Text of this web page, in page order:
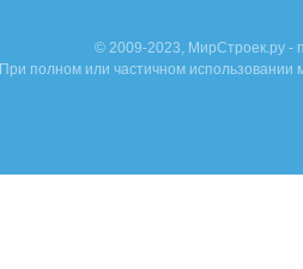
© 2009-2023, МирСтроек.ру -
При полном или частичном использовании